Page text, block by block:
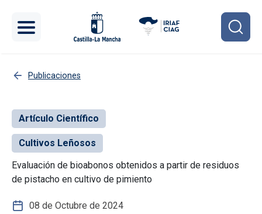
Publicaciones
Artículo Científico
Cultivos Leñosos
Evaluación de bioabonos obtenidos a partir de residuos
de pistacho en cultivo de pimiento
08 de Octubre de 2024